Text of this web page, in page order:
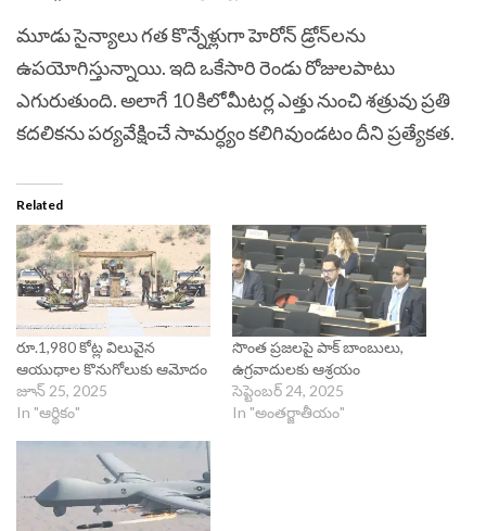
మూడు సైన్యాలు గత కొన్నేళ్లుగా హెరోన్ డ్రోన్‌లను
ఉపయోగిస్తున్నాయి. ఇది ఒకేసారి రెండు రోజులపాటు
ఎగురుతుంది. అలాగే 10 కిలోమీటర్ల ఎత్తు నుంచి శత్రువు ప్రతి
కదలికను పర్యవేక్షించే సామర్ధ్యం కలిగివుండటం దీని ప్రత్యేకత.
Related
రూ.1,980 కోట్ల విలువైన
ఆయుధాల కొనుగోలుకు ఆమోదం
జూన్ 25, 2025
In "ఆర్థికం"
సొంత ప్రజలపై పాక్ బాంబులు,
ఉగ్రవాదులకు ఆశ్రయం
సెప్టెంబర్ 24, 2025
In "అంతర్జాతీయం"